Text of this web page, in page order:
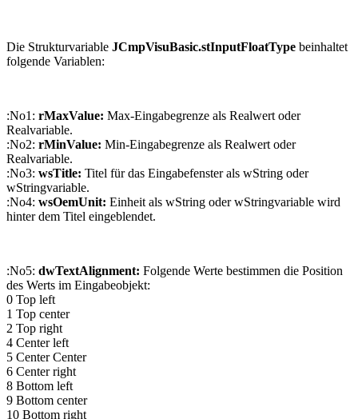
Die Strukturvariable JCmpVisuBasic.stInputFloatType beinhaltet
folgende Variablen:
:No1: rMaxValue: Max-Eingabegrenze als Realwert oder
Realvariable.
:No2: rMinValue: Min-Eingabegrenze als Realwert oder
Realvariable.
:No3: wsTitle: Titel für das Eingabefenster als wString oder
wStringvariable.
:No4: wsOemUnit: Einheit als wString oder wStringvariable wird
hinter dem Titel eingeblendet.
:No5: dwTextAlignment: Folgende Werte bestimmen die Position
des Werts im Eingabeobjekt:
0 Top left
1 Top center
2 Top right
4 Center left
5 Center Center
6 Center right
8 Bottom left
9 Bottom center
10 Bottom right